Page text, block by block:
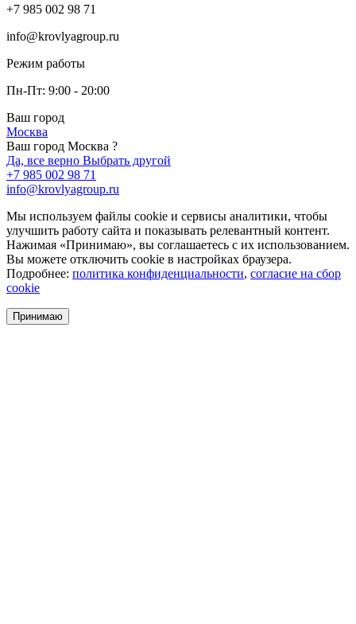
+7 985 002 98 71
info@krovlyagroup.ru
Режим работы
Пн-Пт: 9:00 - 20:00
Ваш город
Москва
Ваш город Москва ?
Да, все верно Выбрать другой
+7 985 002 98 71
info@krovlyagroup.ru
Мы используем файлы cookie и сервисы аналитики, чтобы
улучшить работу сайта и показывать релевантный контент.
Нажимая «Принимаю», вы соглашаетесь с их использованием.
Вы можете отключить cookie в настройках браузера.
Подробнее: политика конфиденциальности, согласие на сбор
cookie
Принимаю